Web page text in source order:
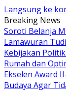
Langsung ke
Breaking News
Soroti Belanja
Lamawuran
Kebijakan
Rumah dan
Ekselen Award
Budaya Agar